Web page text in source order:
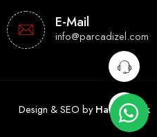
E-Mail
info@parcadizel.com
Design & SEO byHakan Çelik